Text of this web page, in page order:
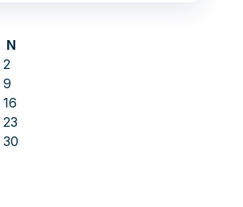
N
2
9
16
23
30